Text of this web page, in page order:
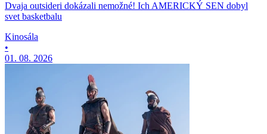
Dvaja outsideri dokázali nemožné! Ich AMERICKÝ SEN dobyl
svet basketbalu
Kinosála
•
01. 08. 2026